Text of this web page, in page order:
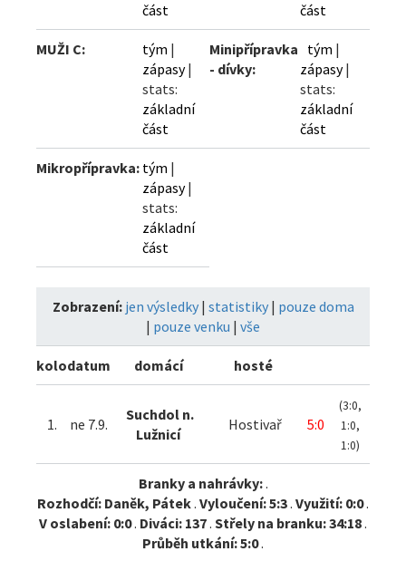
část
část
MUŽI C: tým |
zápasy|
stats:
základní
část
Minipřípravka
- dívky:
tým |
zápasy|
stats:
základní
část
Mikropřípravka: tým |
zápasy|
stats:
základní
část
Zobrazení: jen výsledky| statistiky| pouze doma
| pouze venku | vše
kolodatum domácí hosté
1. ne 7.9.
Suchdol n.
Lužnicí
Hostivař 5:0
(3:0,
1:0,
1:0)
Branky a nahrávky:.
Rozhodčí: Daněk, Pátek. Vyloučení: 5:3. Využití: 0:0.
V oslabení: 0:0. Diváci: 137. Střely na branku: 34:18.
Průběh utkání: 5:0.